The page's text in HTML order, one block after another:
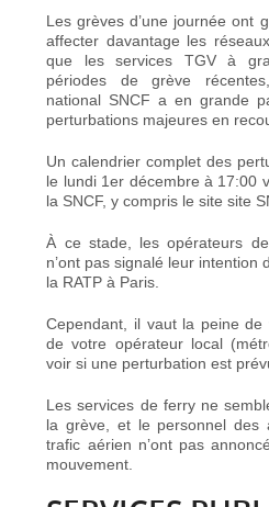
Les grèves d’une journée ont
affecter davantage les
que les services TGV à
périodes de grève
national SNCF a en grande
perturbations majeures en
Un calendrier complet des
le lundi 1er décembre à 17:00
la SNCF, y compris le sitesite
À ce stade, les opérateurs
n’ont pas signalé leur intention
la RATP à Paris.
Cependant, il vaut la peine
de votre opérateur local
voir si une perturbation est
Les services de ferry ne
la grève, et le personnel des
trafic aérien n’ont pas
mouvement.